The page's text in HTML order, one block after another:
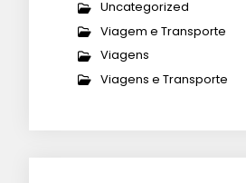
Uncategorized
Viagem e Transporte
Viagens
Viagens e Transporte